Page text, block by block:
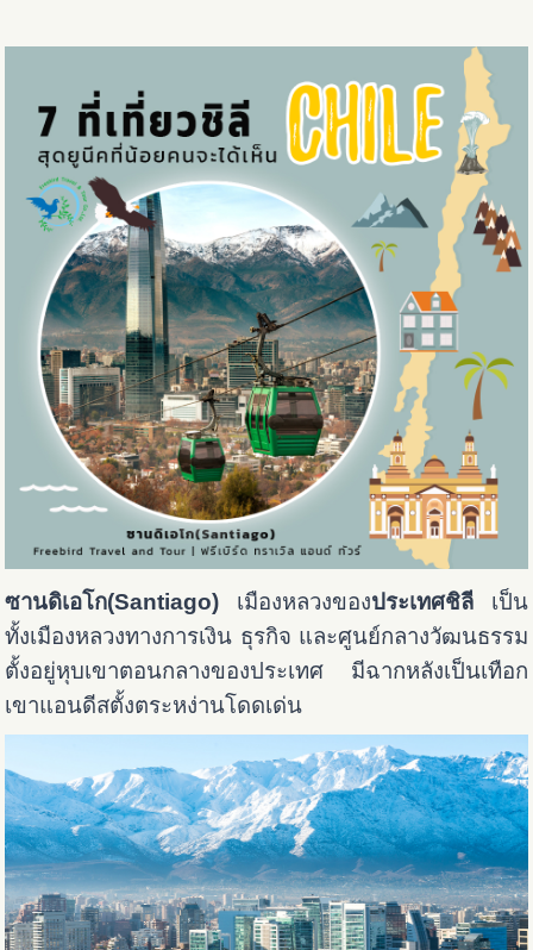
ซานดิเอโก(Santiago) เมืองหลวงของประเทศชิลี เป็น
ทั้งเมืองหลวงทางการเงิน ธุรกิจ และศูนย์กลางวัฒนธรรม
ตั้งอยู่หุบเขาตอนกลางของประเทศ มีฉากหลังเป็นเทือก
เขาแอนดีสตั้งตระหง่านโดดเด่น